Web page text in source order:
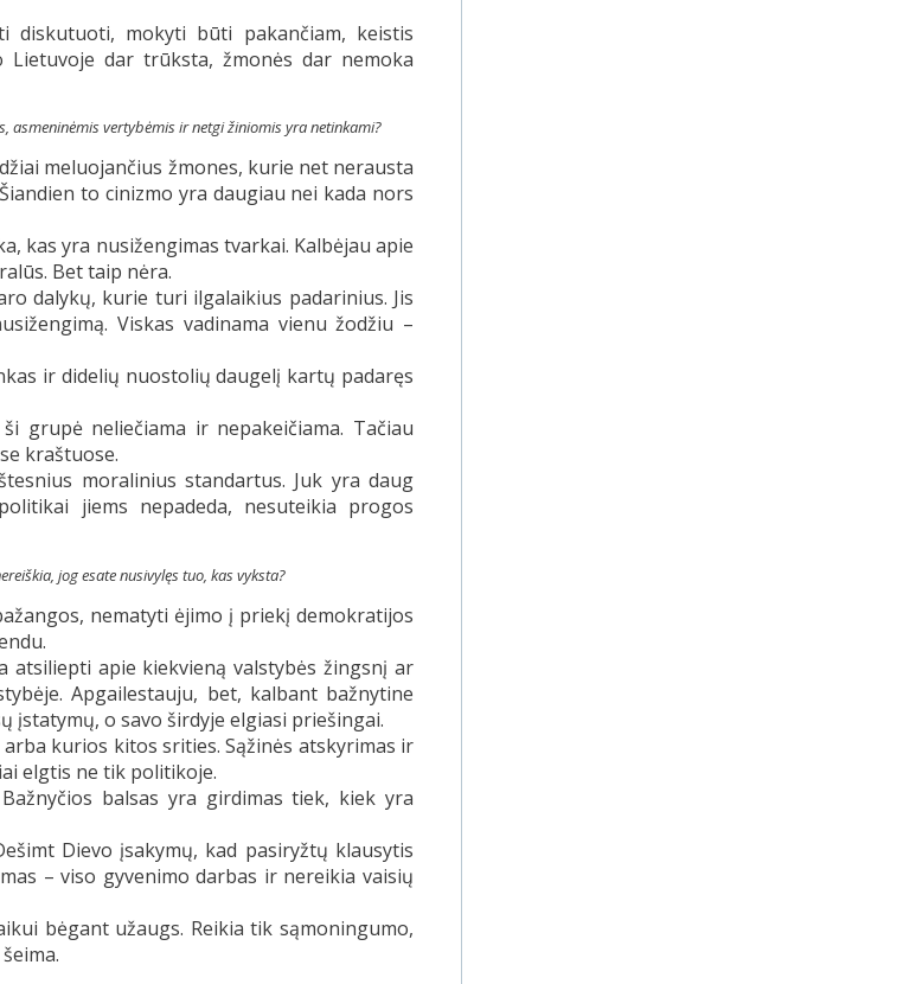
diskutuoti, mokyti būti pakančiam, keistis
dar trūksta, žmonės dar nemoka
vertybėmis ir netgi žiniomis yra netinkami?
meluojančius žmones, kurie net nerausta
to cinizmo yra daugiau nei kada nors
kas yra nusižengimas tvarkai. Kalbėjau apie
Bet taip nėra.
dalykų, kurie turi ilgalaikius padarinius. Jis
Viskas vadinama vienu žodžiu –
ir didelių nuostolių daugelį kartų padaręs
grupė neliečiama ir nepakeičiama. Tačiau
kraštuose.
moralinius standartus. Juk yra daug
jiems nepadeda, nesuteikia progos
jog esate nusivylęs tuo, kas vyksta?
nematyti ėjimo į priekį demokratijos
atsiliepti apie kiekvieną valstybės žingsnį ar
Apgailestauju, bet, kalbant bažnytine
įstatymų, o savo širdyje elgiasi priešingai.
kurios kitos srities. Sąžinės atskyrimas ir
elgtis ne tik politikoje.
balsas yra girdimas tiek, kiek yra
Dievo įsakymų, kad pasiryžtų klausytis
– viso gyvenimo darbas ir nereikia vaisių
bėgant užaugs. Reikia tik sąmoningumo,